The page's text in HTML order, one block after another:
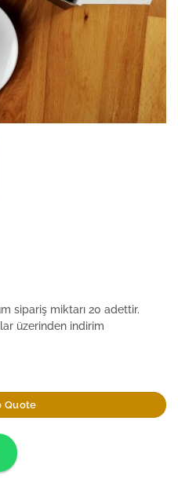
sipariş miktarı 20 adettir.
üzerinden indirim
Quote